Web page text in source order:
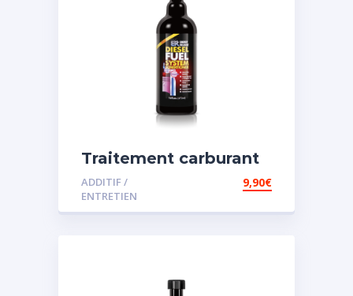
Traitement carburant
spécial diesel
ADDITIF /
ENTRETIEN
9,90€